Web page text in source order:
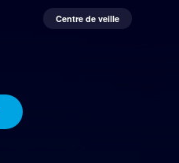
Centre de veille